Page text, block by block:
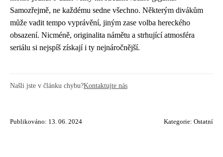
Samozřejmě, ne každému sedne všechno. Některým divákům
může vadit tempo vyprávění, jiným zase volba hereckého
obsazení. Nicméně, originalita námětu a strhující atmosféra
seriálu si nejspíš získají i ty nejnáročnější.
Našli jste v článku chybu?Kontaktujte nás
Publikováno: 13. 06. 2024 Kategorie: Ostatní